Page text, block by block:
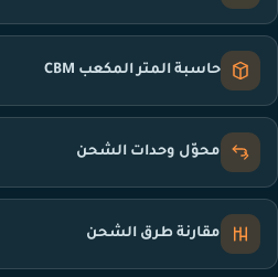
حاسبة المتر المكعب CBM
محوّل وحدات الشحن
مقارنة طرق الشحن